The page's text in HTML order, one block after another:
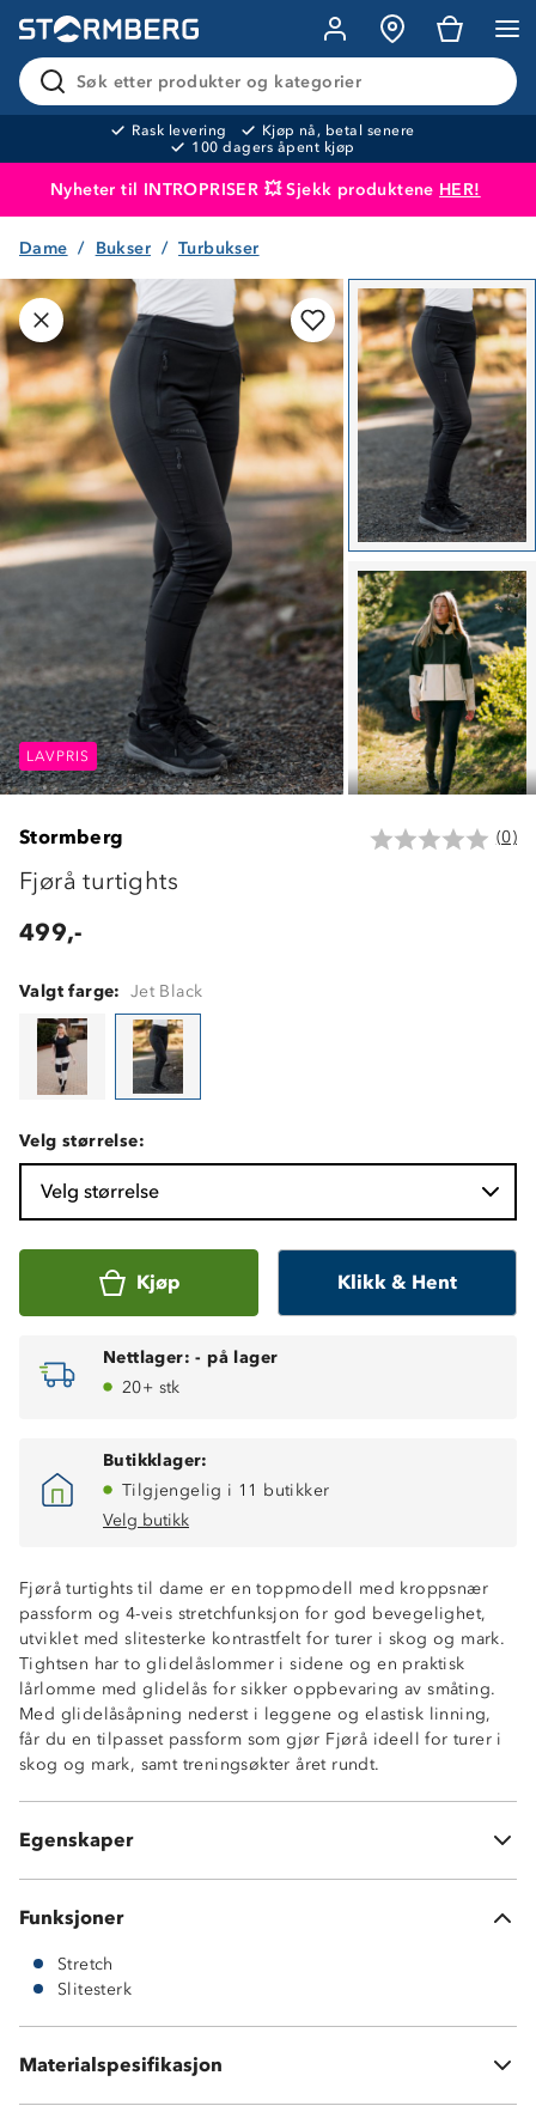
Søk etter produkter og kategorier
Rask levering
Kjøp nå, betal senere
100 dagers åpent kjøp
Nyheter til INTROPRISER 💥 Sjekk produktene HER!
Produktet er lagt i handlekurven
Dame Bukser Turbukser
LAVPRIS LAVPRIS
LAVPRIS
Stormberg (0)
Fjørå turtights
499,-
Valgt farge: Jet Black
Velg størrelse:
Velg størrelse
Kjøp Klikk & Hent
Nettlager: - på lager
20+ stk
Butikklager:
Tilgjengelig i 11 butikker
Velg butikk
Fjørå turtights til dame er en toppmodell med kroppsnær
passform og 4-veis stretchfunksjon for god bevegelighet,
utviklet med slitesterke kontrastfelt for turer i skog og mark.
Tightsen har to glidelåslommer i sidene og en praktisk
lårlomme med glidelås for sikker oppbevaring av småting.
Med glidelåsåpning nederst i leggene og elastisk linning,
får du en tilpasset passform som gjør Fjørå ideell for turer i
skog og mark, samt treningsøkter året rundt.
Egenskaper
Toppmodell
4-veisstretch
Slitesterke kontrastfelt
Kroppsnær passform
2 glidelåslommer i sidene
Elastisk linning
Funksjoner
Stretch
Slitesterk
Materialspesifikasjon
Kontraststoff: 87 % nylon 145GSM, 13 % elastan